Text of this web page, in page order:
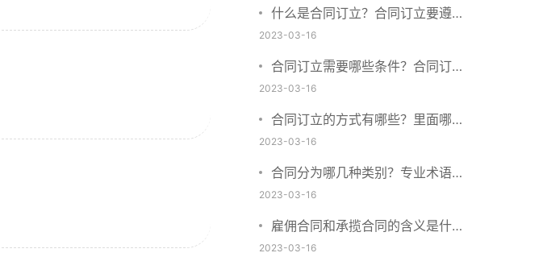
什么是合同订立？合同订立要遵守
什么原则？订立方式有哪些？
2023-03-16
合同订立需要哪些条件？合同订立
与合同成立有什么不同？
2023-03-16
合同订立的方式有哪些？里面哪些
内容、细节条款需要载明？
2023-03-16
合同分为哪几种类别？专业术语分
别是什么？
2023-03-16
雇佣合同和承揽合同的含义是什
么？怎么区分雇佣合同和承揽合
2023-03-16